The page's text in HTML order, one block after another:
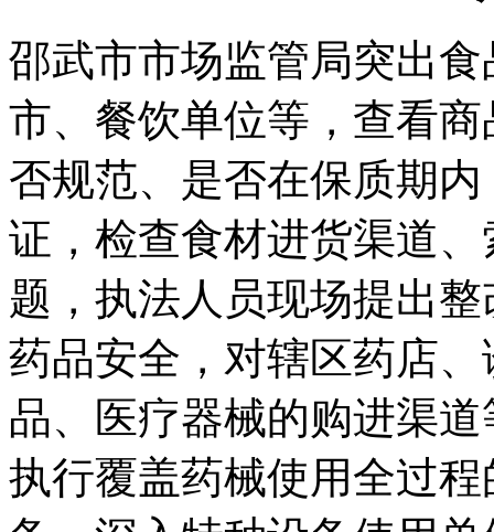
邵武市市场监管局突出
市、餐饮单位等，查看
否规范、是否在保质期
证，检查食材进货渠道
题，执法人员现场提出
药品安全，对辖区药店
品、医疗器械的购进渠
执行覆盖药械使用全过